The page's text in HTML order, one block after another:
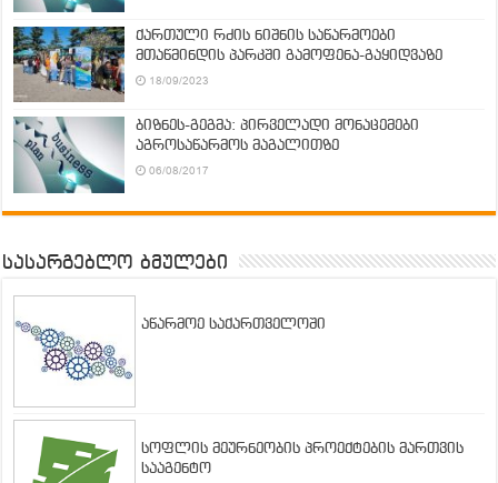
ქართული რძის ნიშნის საწარმოები
მთაწმინდის პარკში გამოფენა-გაყიდვაზე
18/09/2023
ბიზნეს-გეგმა: პირველადი მონაცემები
აგროსაწარმოს მაგალითზე
06/08/2017
სასარგებლო ბმულები
აწარმოე საქართველოში
სოფლის მეურნეობის პროექტების მართვის
სააგენტო